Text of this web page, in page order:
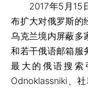
2017年5月15日
布扩大对俄罗斯的
乌克兰境内屏蔽多
和若干俄语邮箱服
最大的俄语搜索
Odnoklassniki、